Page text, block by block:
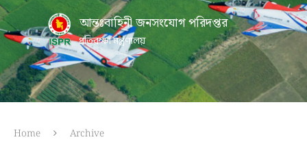
আন্তঃবাহিনী জনসংযোগ পরিদপ্তর
প্রতিরক্ষা মন্ত্রণালয়
Home Archive